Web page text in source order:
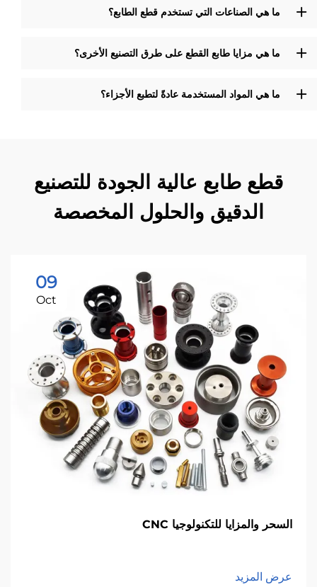
ما هي الصناعات التي تستخدم قطع الطابع؟
ما هي مزايا طابع القطع على طرق التصنيع الأخرى؟
ما هي المواد المستخدمة عادةً لتطبع الأجزاء؟
قطع طابع عالية الجودة للتصنيع
الدقيق والحلول المخصصة
09
Oct
السحر والمزايا للتكنولوجيا CNC
عرض المزيد